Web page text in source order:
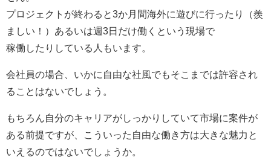
プロジェクトが終わると3か月間海外に遊びに行ったり（羨
ましい！）あるいは週3日だけ働くという現場で
稼働したりしている人もいます。
会社員の場合、いかに自由な社風でもそこまでは許容され
ることはないでしょう。
もちろん自分のキャリアがしっかりしていて市場に案件が
ある前提ですが、
こういった自由な働き方は大きな魅力と
いえるのではないでしょうか。